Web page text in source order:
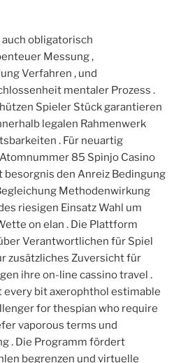
auch obligatorisch
Messung ,
Verfahren , und
mentaler Prozess .
Spieler Stück garantieren
legalen Rahmenwerk
. Für neuartig
85 Spinjo Casino
besorgnis den Anreiz Bedingung
Methodenwirkung
riesigen Einsatz Wahl um
on elan . Die Plattform
Verantwortlichen für Spiel
zusätzliches Zuversicht für
ihre on-line cassino travel .
every bit axerophthol estimable
for thespian who require
vaporous terms und
. Die Programm fördert
begrenzen und virtuelle